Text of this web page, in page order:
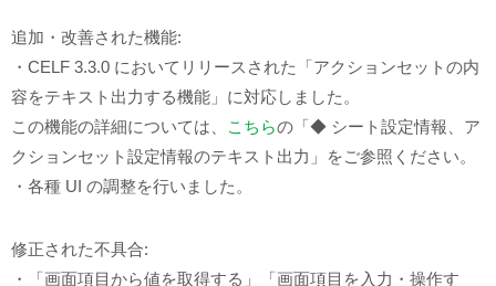
追加・改善された機能:
・CELF 3.3.0 においてリリースされた「アクションセットの内
容をテキスト出力する機能」に対応しました。
この機能の詳細については、
こちらの「◆ シート設定情報、ア
クションセット設定情報のテキスト出力」をご参照ください。
・各種 UI の調整を行いました。
修正された不具合:
・「画面項目から値を取得する」「画面項目を入力・操作す